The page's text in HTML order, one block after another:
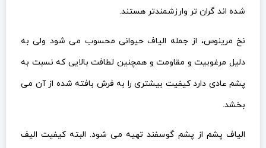
شده اند گران تر وارزشمندتر هستند.
نخ مرینوس، از جمله الیاف حیوانی محسوب می شود ولی به
دلیل مرغوبیت و مقاومت و همچنین لطافت بالایی که نسبت به
پشم عادی دارد کیفیت بیشتری را به فرش بافته شده از آن می
بخشد.
الیاف پشم از پشم گوسفند تهیه می شود. البته کیفیت الیف